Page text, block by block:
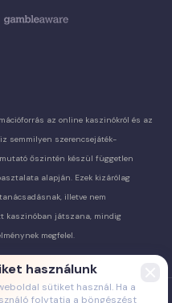
az online kaszinókról és az
semmilyen szerencsejáték-
őszintén készül független
alapján. Ezek kizárólag
illetve nem
kaszinóban játszana, mindig
megfelel.
használunk
sütiket használ. Ha a
folytatja a böngészést